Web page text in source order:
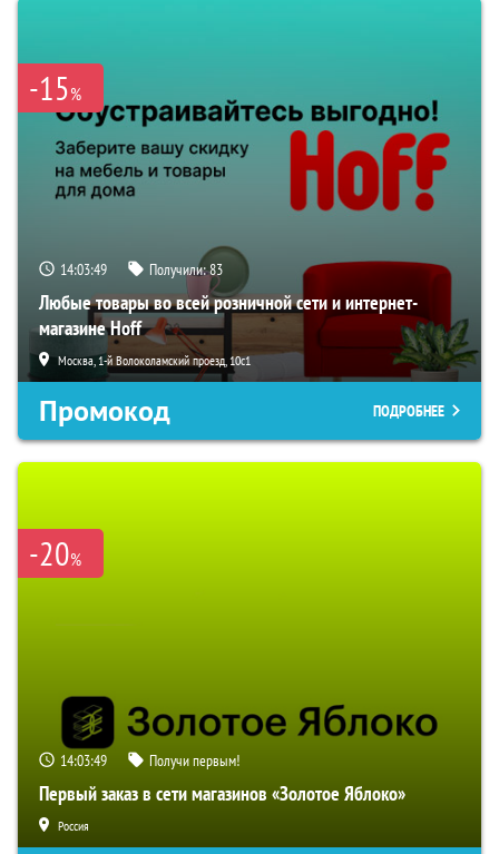
-15%
14:03:48 Получили:83
Любые товары во всей розничной сети и интернет-
магазине Hoff
Москва, 1-й Волоколамский проезд, 10с1
Промокод ПОДРОБНЕЕ
-20%
14:03:48 Получи первым!
Первый заказ в сети магазинов «Золотое Яблоко»
Россия